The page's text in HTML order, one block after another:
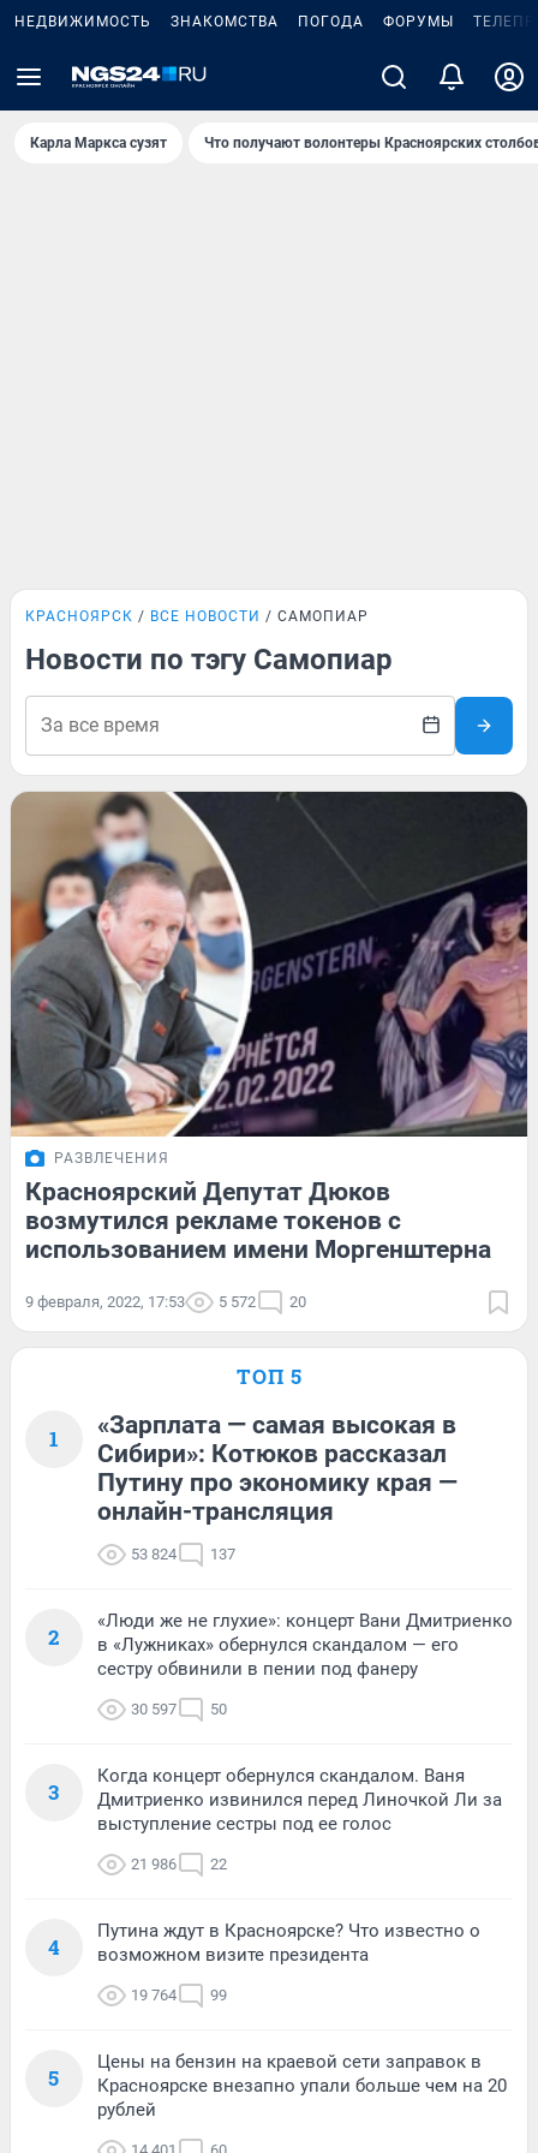
НЕДВИЖИМОСТЬ ЗНАКОМСТВА ПОГОДА ФОРУМЫ
Карла Маркса сузят Что получают волонтеры Красноярских
КРАСНОЯРСК ВСЕ НОВОСТИ САМОПИАР
Новости по тэгу Самопиар
РАЗВЛЕЧЕНИЯ
Красноярский Депутат Дюков
возмутился рекламе токенов с
использованием имени Моргенштерна
9 февраля, 2022, 17:53 5 572 20
ТОП 5
1
«Зарплата — самая высокая в
Сибири»: Котюков рассказал
Путину про экономику края —
онлайн-трансляция
53 824 137
2
«Люди же не глухие»: концерт Вани Дмитриенко
в «Лужниках» обернулся скандалом — его
сестру обвинили в пении под фанеру
30 597 50
3
Когда концерт обернулся скандалом. Ваня
Дмитриенко извинился перед Линочкой Ли за
выступление сестры под ее голос
21 986 22
4
Путина ждут в Красноярске? Что известно о
возможном визите президента
19 764 99
5
Цены на бензин на краевой сети заправок в
Красноярске внезапно упали больше чем на 20
рублей